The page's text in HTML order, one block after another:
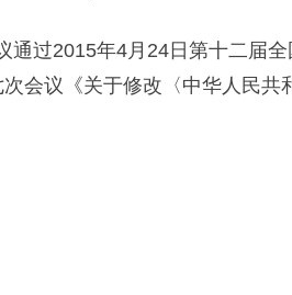
2015年4月24日第十二届全
会议《关于修改〈中华人民共